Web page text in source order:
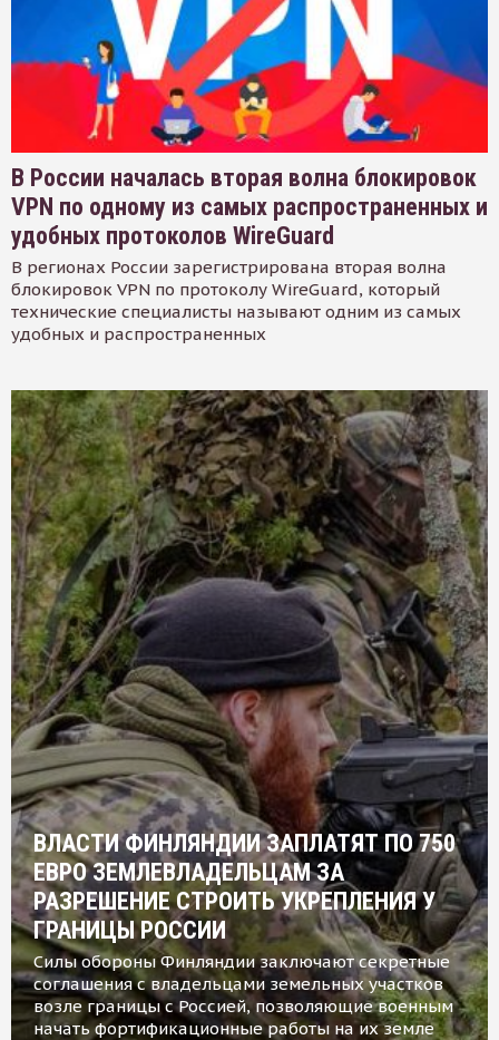
В России началась вторая волна блокировок
VPN по одному из самых распространенных и
удобных протоколов WireGuard
В регионах России зарегистрирована вторая волна
блокировок VPN по протоколу WireGuard, который
технические специалисты называют одним из самых
удобных и распространенных
ВЛАСТИ ФИНЛЯНДИИ ЗАПЛАТЯТ ПО 750
ЕВРО ЗЕМЛЕВЛАДЕЛЬЦАМ ЗА
РАЗРЕШЕНИЕ СТРОИТЬ УКРЕПЛЕНИЯ У
ГРАНИЦЫ РОССИИ
Силы обороны Финляндии заключают секретные
соглашения с владельцами земельных участков
возле границы с Россией, позволяющие военным
начать фортификационные работы на их земле